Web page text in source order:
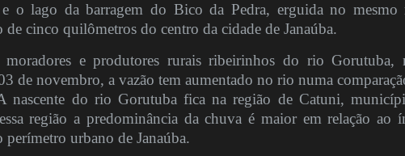
o lago da barragem do Bico da Pedra, erguida no mesmo
de cinco quilômetros do centro da cidade de Janaúba.
e produtores rurais ribeirinhos do rio Gorutuba,
de novembro, a vazão tem aumentado no rio numa
nascente do rio Gorutuba fica na região de Catuni,
região a predominância da chuva é maior em relação ao
urbano de Janaúba.